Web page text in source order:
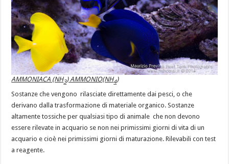
AMMONIACA (NH3) AMMONIO(NH4)
Sostanze che vengono rilasciate direttamente dai pesci, o che
derivano dalla trasformazione di materiale organico. Sostanze
altamente tossiche per qualsiasi tipo di animale che non devono
essere rilevate in acquario se non nei primissimi giorni di vita di un
acquario e cioè nei primissimi giorni di maturazione. Rilevabili con test
a reagente.